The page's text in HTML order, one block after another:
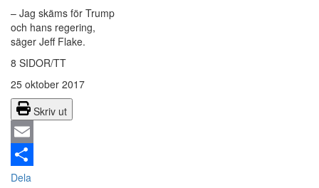
– Jag skäms för Trump
och hans regering,
säger Jeff Flake.
8 SIDOR/TT
25 oktober 2017
Skriv ut
Email
Dela